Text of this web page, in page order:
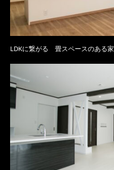
LDKに繋がる 畳スペースのある家